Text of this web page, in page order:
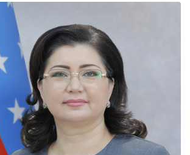
резолюции «Усиление роли
социального развития»,
Ташкентом. Инициатива была
Президентом Шавкатом